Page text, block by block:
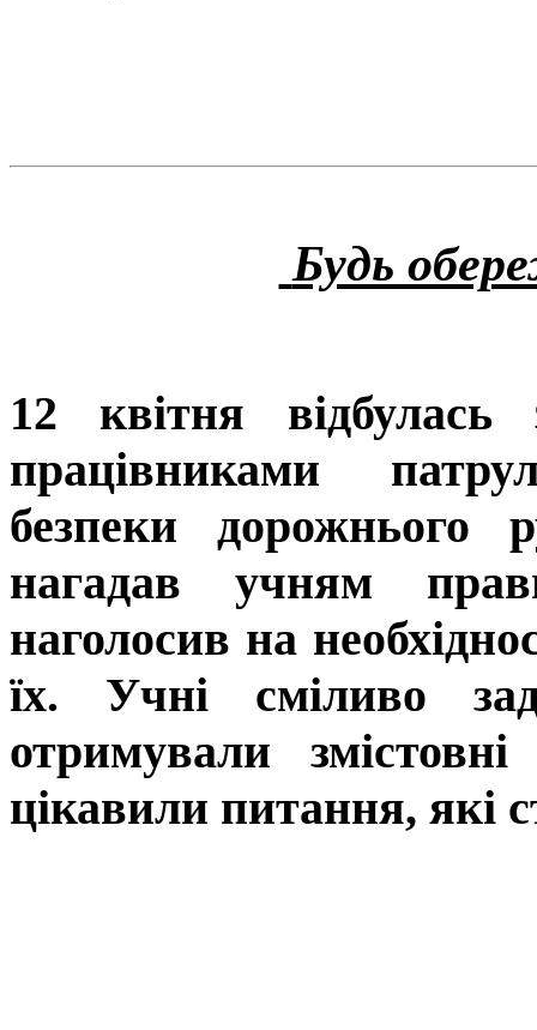
Будь
12 квітня відбулась
працівниками
безпеки дорожнього
нагадав учням
наголосив на
їх. Учні сміливо
отримували
цікавили питання, які